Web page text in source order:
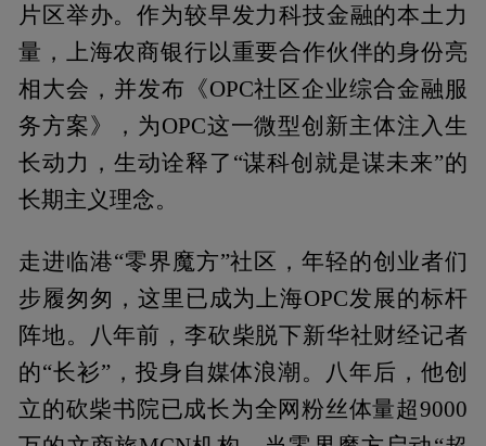
片区举办。作为较早发力科技金融的本土力
量，上海农商银行以重要合作伙伴的身份亮
相大会，并发布《OPC社区企业综合金融服
务方案》，为OPC这一微型创新主体注入生
长动力，生动诠释了“谋科创就是谋未来”的
长期主义理念。
走进临港“零界魔方”社区，年轻的创业者们
步履匆匆，这里已成为上海OPC发展的标杆
阵地。八年前，李砍柴脱下新华社财经记者
的“长衫”，投身自媒体浪潮。八年后，他创
立的砍柴书院已成长为全网粉丝体量超9000